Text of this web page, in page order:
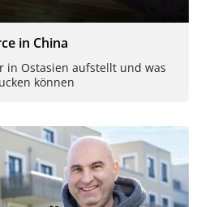
in China
in Ostasien aufstellt und was
können